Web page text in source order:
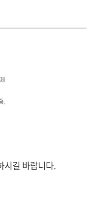
시길 바랍니다.